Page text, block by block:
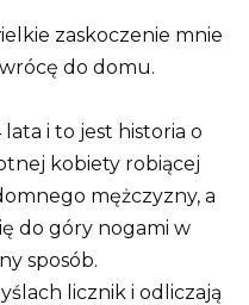
zaskoczenie mnie
do domu.
i to jest historia o
kobiety robiącej
mężczyzny, a
do góry nogami w
sposób.
licznik i odliczają